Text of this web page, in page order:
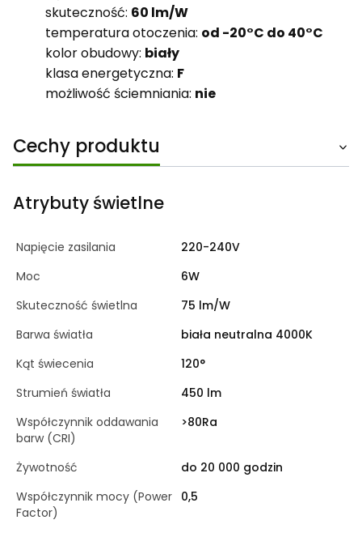
skuteczność: 60 lm/W
temperatura otoczenia: od -20°C do 40°C
kolor obudowy: biały
klasa energetyczna: F
możliwość ściemniania: nie
Cechy produktu
Atrybuty świetlne
Napięcie zasilania
220-240V
Moc
6W
Skuteczność świetlna
75 lm/W
Barwa światła
biała neutralna 4000K
Kąt świecenia
120°
Strumień światła
450 lm
Współczynnik oddawania
barw (CRI)
>80Ra
Żywotność
do 20 000 godzin
Współczynnik mocy (Power
Factor)
0,5